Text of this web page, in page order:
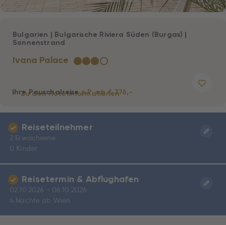
Ivana Palace ★★★☆
Bulgarien | Bulgarische Riviera Süden (Burgas) |
Sonnenstrand
Zu den Hotelinformationen
Ihre Pauschalreisep.P. ab € 376,-
Reiseteilnehmer
2 Erwachsene
0 Kinder
Reisetermin & Abflughafen
02.10.2026 - 06.10.2026
4 Nächte ab Wien